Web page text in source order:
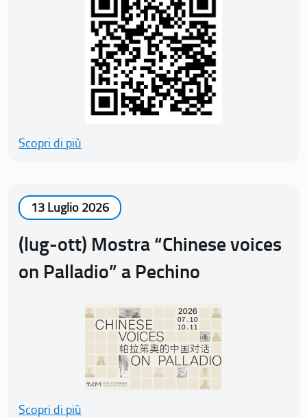
Scopri di più
13 Luglio 2026
(lug-ott) Mostra “Chinese voices
on Palladio” a Pechino
Scopri di più